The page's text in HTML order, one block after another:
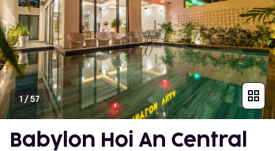
1/57
Babylon Hoi An Central